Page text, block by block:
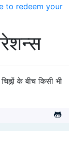
to redeem your
के बीच किसी भी